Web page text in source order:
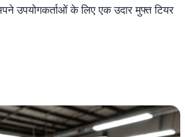
उपयोगकर्ताओं के लिए एक उदार मुफ्त टियर